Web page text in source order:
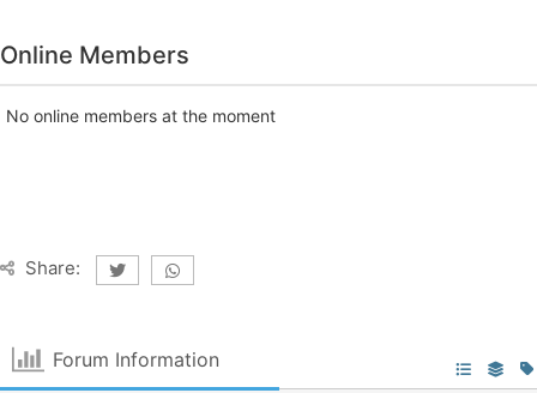
Online Members
No online members at the moment
Share:
Forum Information